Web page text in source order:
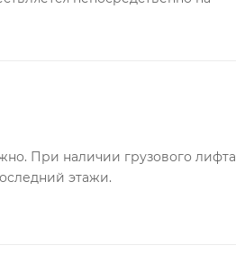
При наличии грузового лифта
этажи.